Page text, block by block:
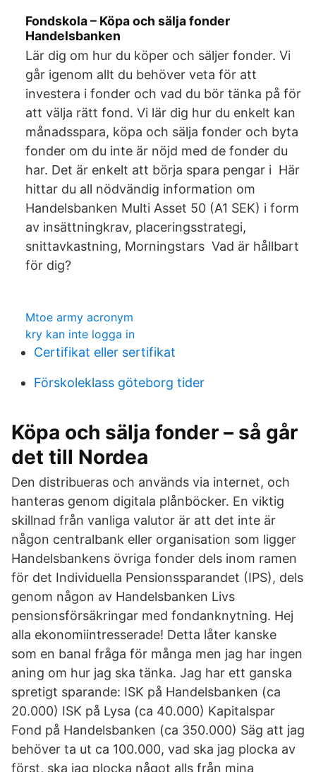
Fondskola – Köpa och sälja fonder
Handelsbanken
Lär dig om hur du köper och säljer fonder. Vi
går igenom allt du behöver veta för att
investera i fonder och vad du bör tänka på för
att välja rätt fond. Vi lär dig hur du enkelt kan
månadsspara, köpa och sälja fonder och byta
fonder om du inte är nöjd med de fonder du
har. Det är enkelt att börja spara pengar i Här
hittar du all nödvändig information om
Handelsbanken Multi Asset 50 (A1 SEK) i form
av insättningkrav, placeringsstrategi,
snittavkastning, Morningstars Vad är hållbart
för dig?
Mtoe army acronym
kry kan inte logga in
Certifikat eller sertifikat
Förskoleklass göteborg tider
Köpa och sälja fonder – så går
det till Nordea
Den distribueras och används via internet, och
hanteras genom digitala plånböcker. En viktig
skillnad från vanliga valutor är att det inte är
någon centralbank eller organisation som ligger
Handelsbankens övriga fonder dels inom ramen
för det Individuella Pensionssparandet (IPS), dels
genom någon av Handelsbanken Livs
pensionsförsäkringar med fondanknytning. Hej
alla ekonomiintresserade! Detta låter kanske
som en banal fråga för många men jag har ingen
aning om hur jag ska tänka. Jag har ett ganska
spretigt sparande: ISK på Handelsbanken (ca
20.000) ISK på Lysa (ca 40.000) Kapitalspar
Fond på Handelsbanken (ca 350.000) Säg att jag
behöver ta ut ca 100.000, vad ska jag plocka av
först, ska jag plocka något alls från mina